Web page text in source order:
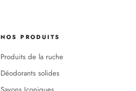
NOS PRODUITS
Produits de la ruche
Déodorants solides